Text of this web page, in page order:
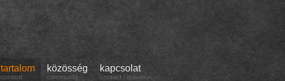
tartalom
content
közösség
community
kapcsolat
contact / donation